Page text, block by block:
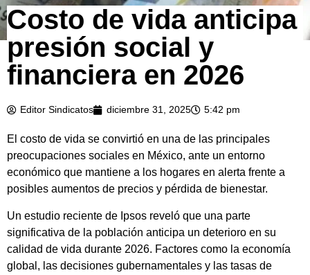
Costo de vida anticipa
presión social y
financiera en 2026
Editor Sindicatos diciembre 31, 2025 5:42 pm
El costo de vida se convirtió en una de las principales
preocupaciones sociales en México, ante un entorno
económico que mantiene a los hogares en alerta frente a
posibles aumentos de precios y pérdida de bienestar.
Un estudio reciente de Ipsos reveló que una parte
significativa de la población anticipa un deterioro en su
calidad de vida durante 2026. Factores como la economía
global, las decisiones gubernamentales y las tasas de